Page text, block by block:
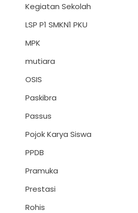
Kegiatan Sekolah
LSP P1 SMKN1 PKU
MPK
mutiara
OSIS
Paskibra
Passus
Pojok Karya Siswa
PPDB
Pramuka
Prestasi
Rohis